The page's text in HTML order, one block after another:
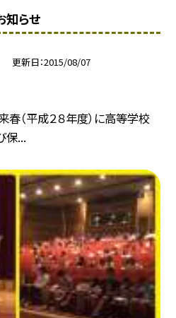
知らせ
更新日 2015/08/07
（平成２８年度）に高等学校
保...